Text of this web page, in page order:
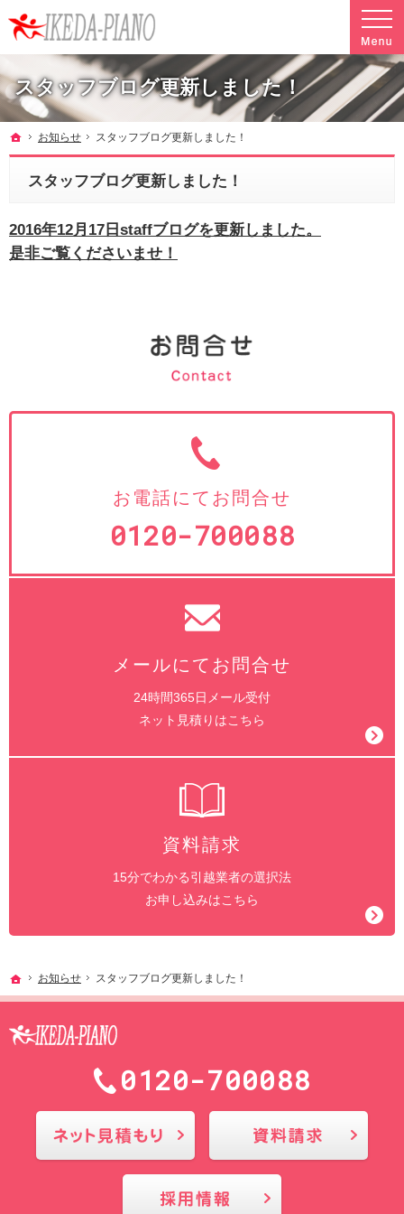
スタッフブログ更新しました！
調律やクリーニングも行っています。ピアノ引越し・運搬・配送なら料金も魅力の当社へ
ホーム
お知らせ スタッフブログ更新しました！
スタッフブログ更新しました！
2016年12月17日staffブログを更新しました。
是非ご覧くださいませ！
お電話にてお問合せ
0120-700088
メールにてお問合せ
24時間365日メール受付
ネット見積りはこちら
資料請求
15分でわかる引越業者の選択法
お申し込みはこちら
ホーム
お知らせ スタッフブログ更新しました！
0120-700088